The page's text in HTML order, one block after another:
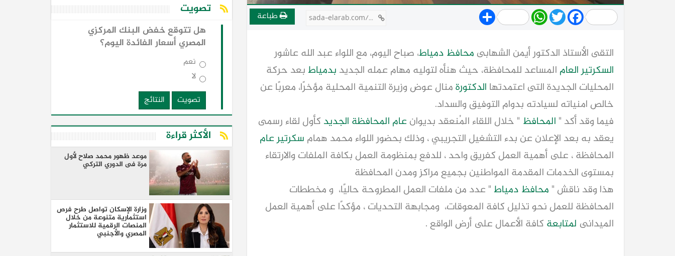
Share WhatsApp
TwitterFacebook طباعة sada-elarab.com/748911
التقى الأستاذ الدكتور أيمن الشهابى محافظ دمياط، صباح اليوم، مع اللواء عبد الله عاشور
السكرتير العام المساعد للمحافظة، حيث هنأه لتوليه مهام عمله الجديد بدمياطبعد حركة
المحليات الجديدة التى اعتمدتها الدكتورةمنال عوض وزيرة التنمية المحلية مؤخرًا، معربًا عن
خالص امنياته لسيادته بدوام التوفيق والسداد.
فيما وقد أكد " المحافظ " خلال اللقاء المُنعقد بديوانعام المحافظة الجديد كأول لقاء رسمى
يعقد به بعد الإعلان عن بدء التشغيل التجريبي ، وذلك بحضور اللواء محمد همام سكرتير عام
المحافظة ، على أهمية العمل كفريق واحد ، للدفع بمنظومة العمل بكافة الملفات والارتقاء
بمستوى الخدمات المقدمة المواطنين بجميع مراكز ومدن المحافظة
هذا وقد ناقش " محافظ دمياط" عدد من ملفات العمل المطروحة حاليًا، و مخططات
المحافظة للعمل نحو تذليل كافة المعوقات، ومجابهة التحديات ، مؤكدًا على أهمية العمل
الميدانى لمتابعة كافة الأعمال على أرض الواقع .
تصويت
هل تتوقع خفض البنك المركزي
المصري أسعار الفائدة اليوم؟
نعم
لا
تصويت
النتائج
الأكثر قراءة
موعد ظهور محمد صلاح لأول
مرة فى الدوري التركي
وزارة الإسكان تواصل طرح فرص
استثمارية متنوعة من خلال
المنصات الرقمية للاستثمار
المصري والأجنبي